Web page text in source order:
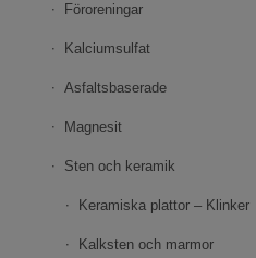
Föroreningar
Kalciumsulfat
Asfaltsbaserade
Magnesit
Sten och keramik
Keramiska plattor – Klinker
Kalksten och marmor